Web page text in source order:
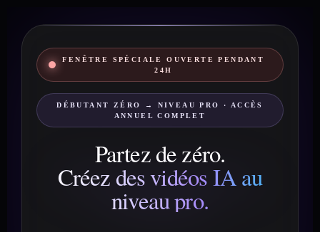
FENÊTRE SPÉCIALE OUVERTE PENDANT
24H
DÉBUTANT ZÉRO → NIVEAU PRO · ACCÈS
ANNUEL COMPLET
Partez de zéro.
Créez des vidéos IA au
niveau pro.